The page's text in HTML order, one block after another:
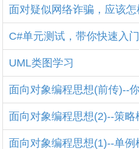
面对疑似网络诈骗，应该怎
C#单元测试，带你快速入门
UML类图学习
面向对象编程思想(前传)--
面向对象编程思想(2)--策略
面向对象编程思想(1)--单例